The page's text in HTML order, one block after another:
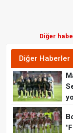
Diğer
Diğer Haberler